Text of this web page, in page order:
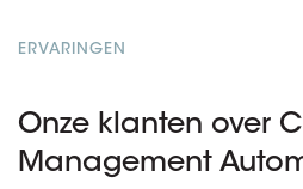
ERVARINGEN
Onze klanten over
Management